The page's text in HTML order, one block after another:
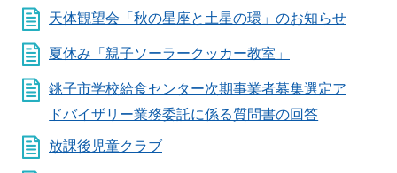
天体観望会「秋の星座と土星の環」のお知らせ
夏休み「親子ソーラークッカー教室」
銚子市学校給食センター次期事業者募集選定ア
ドバイザリー業務委託に係る質問書の回答
放課後児童クラブ